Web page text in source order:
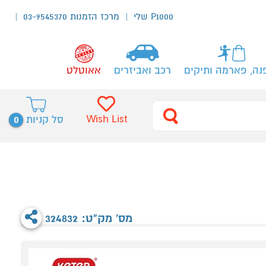
P1000 שלי מרכז הזמנות 03-9545370
פארמה ותיקים רכב ואביזרים אאוטלט
סל קניות 0 Wish List
מס' מק"ט: 324832